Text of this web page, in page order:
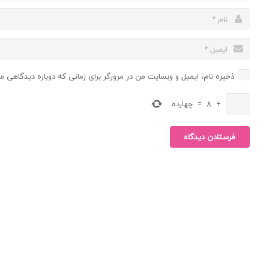
ذخیره نام، ایمیل و وبسایت من در مرورگر برای زمانی که دوباره
+
8
= چهارده
فرستادن دیدگاه